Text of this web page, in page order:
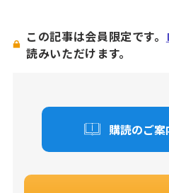
この記事は会員限定です。
読みいただけます。
購読のご